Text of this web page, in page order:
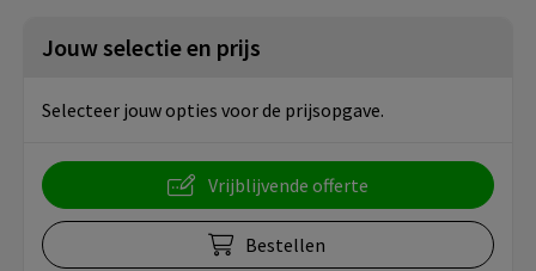
Jouw selectie en prijs
Selecteer jouw opties voor de prijsopgave.
Vrijblijvende offerte
Bestellen